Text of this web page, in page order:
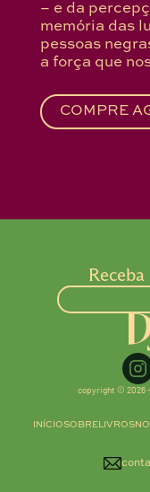
– e da
memória das
pessoas
a força que
COMPRE
copyright © 2026 -
INÍCIOSOBRELIVROS